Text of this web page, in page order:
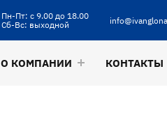
Пн-Пт: с 9.00 до 18.00
Сб-Вс: выходной
О КОМПАНИИ КОНТАКТЫ